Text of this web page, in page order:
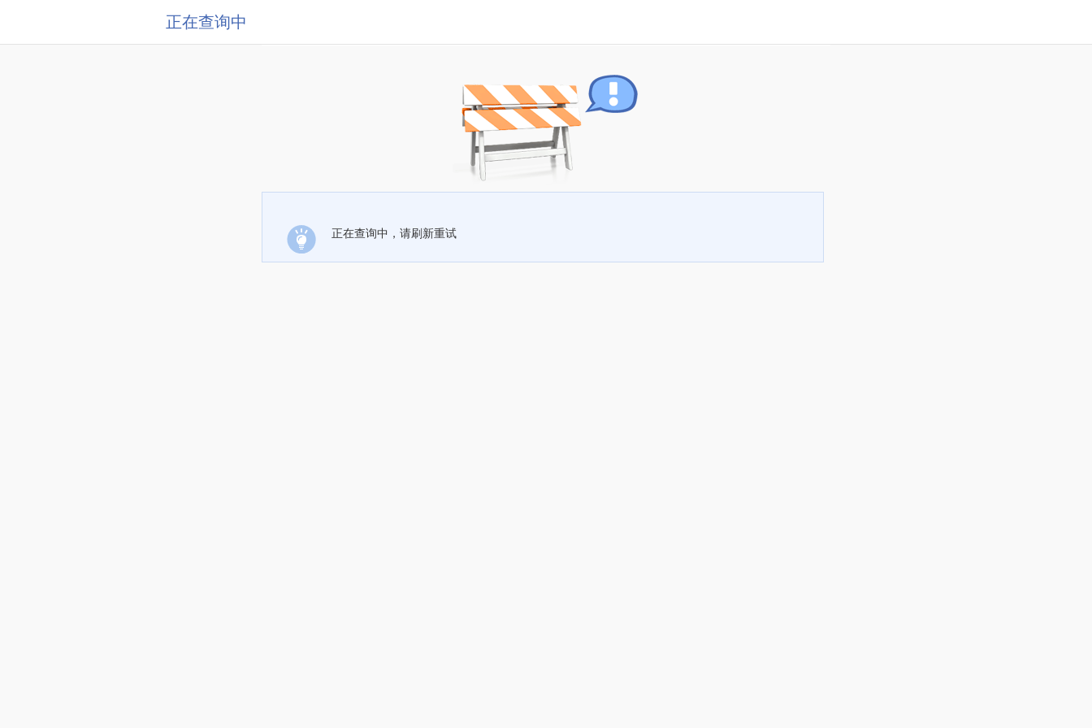
正在查询中
正在查询中，请刷新重试